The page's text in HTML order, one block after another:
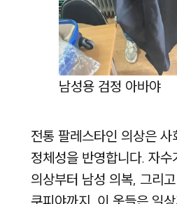
남성용 검정 아바야
전통 팔레스타인 의상은
정체성을 반영합니다. 자수
의상부터 남성 의복, 그리